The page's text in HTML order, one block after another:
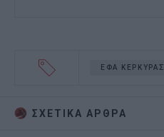
ΕΦΑ ΚΕΡΚΥΡΑΣ
ΣΧΕΤΙΚA AΡΘΡΑ